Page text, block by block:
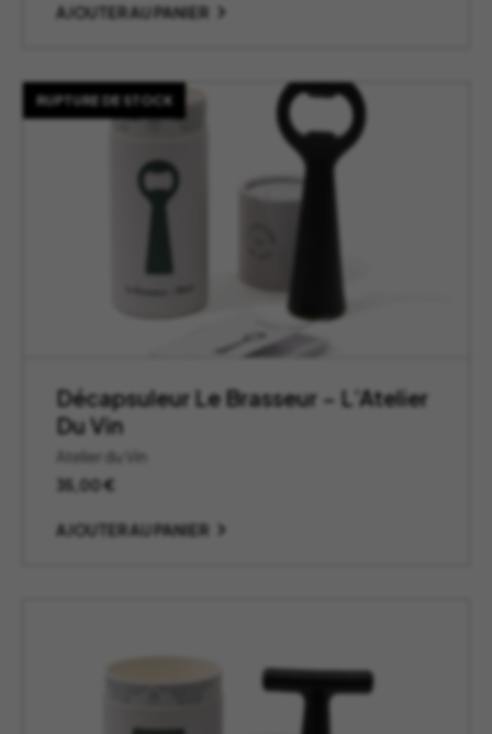
initial actuel
AJOUTER AU PANIER
RUPTURE DE STOCK
Décapsuleur Le Brasseur – L’Atelier
Du Vin
Atelier du Vin
35,00€
AJOUTER AU PANIER